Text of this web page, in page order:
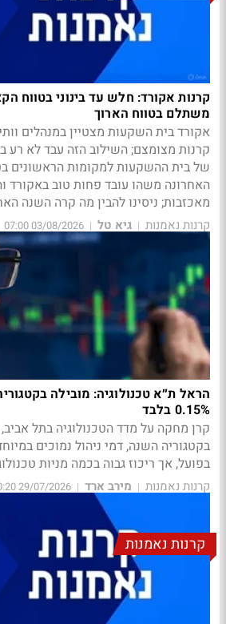
קרנות אקורד: חלש עד בינוני בטווח
משתלם בטווח הארוך
אקורד בית השקעות מצטיין במנהלים
קרנות מצומצם; השילוב הזה עבד לא רע
של בית ההשקעות למקומות הראשונים
האחרונה משהו עובד פחות טוב באקורד
מאכזבות; ניסינו להבין מה קרה השנה
קרנות נאמנות | גיא טל |
03/08/2026 07:00
הראל ת״א טכנולוגיה: מובילה
0.15% בלבד
קרן מחקה על מדד הטכנולוגיה בתל
בקטגוריה השנה, דמי ניהול נמוכים
בפועל, אך ריכוז גבוה בכמה מניות
קרנות נאמנות | מירב ארד |
29/07/2026 00:20
קרנות נאמנות